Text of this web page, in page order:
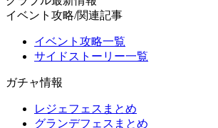
イベント攻略/関連記事
イベント攻略一覧
サイドストーリー一覧
ガチャ情報
レジェフェスまとめ
グランデフェスまとめ